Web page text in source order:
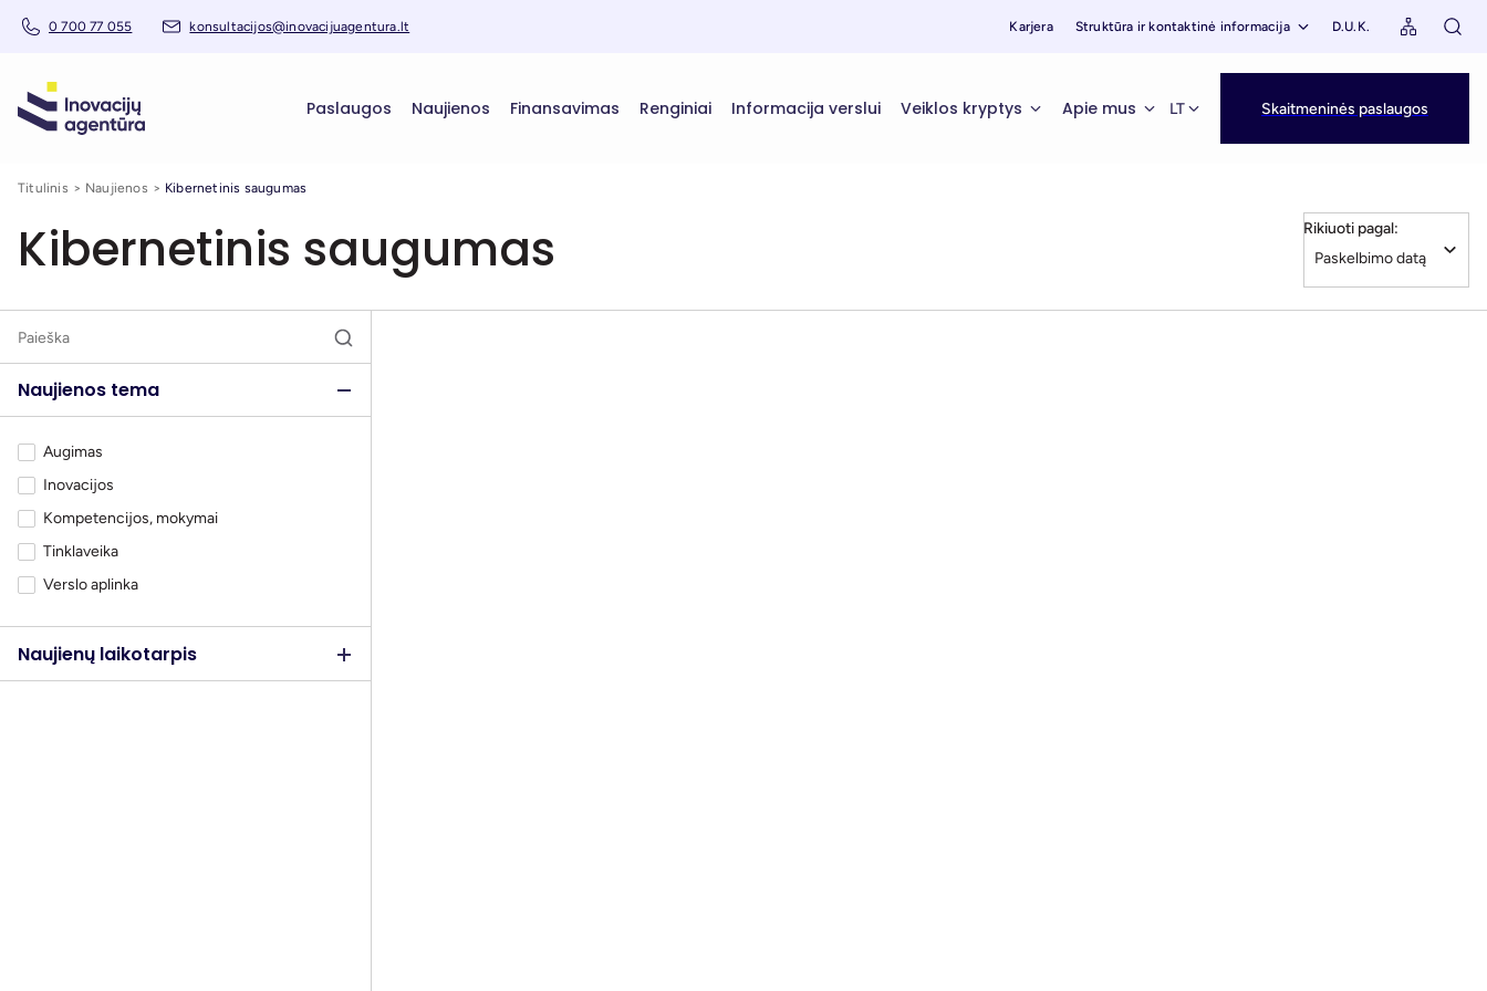
0 700 77 055 konsultacijos@inovacijuagentura.lt Karjera Struktūra ir kontaktinė informacija D.U.K.
Paslaugos Naujienos Finansavimas Renginiai Informacija verslui Veiklos kryptys Apie mus LT Skaitmeninės paslaugos
Titulinis Naujienos Kibernetinis saugumas
Kibernetinis saugumas Rikiuoti pagal:
Naujienos tema
Augimas
Inovacijos
Kompetencijos, mokymai
Tinklaveika
Verslo aplinka
Naujienų laikotarpis